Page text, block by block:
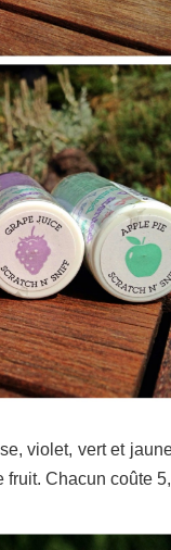
violet, vert et
Chacun coûte